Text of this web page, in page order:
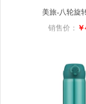
美旅-八轮旋
销售价：